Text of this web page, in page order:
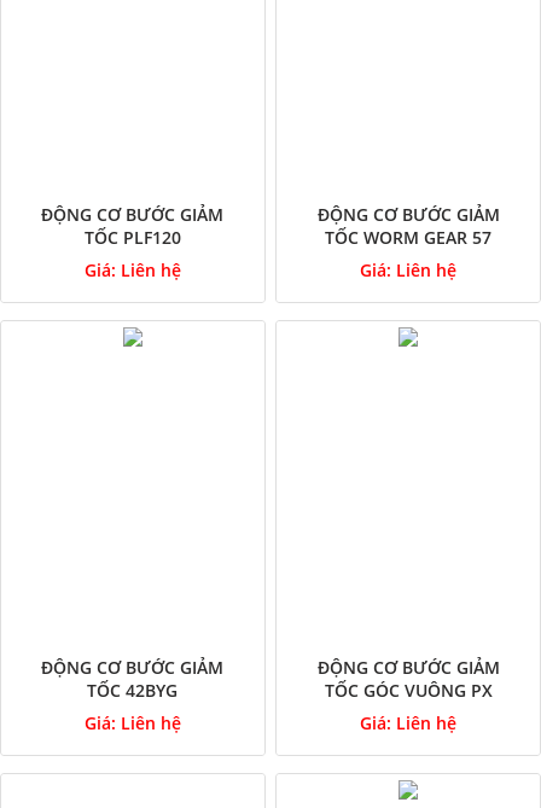
ĐỘNG CƠ BƯỚC GIẢM
TỐC PLF120
Giá: Liên hệ
ĐỘNG CƠ BƯỚC GIẢM
TỐC WORM GEAR 57
Giá: Liên hệ
ĐỘNG CƠ BƯỚC GIẢM
TỐC 42BYG
Giá: Liên hệ
ĐỘNG CƠ BƯỚC GIẢM
TỐC GÓC VUÔNG PX
Giá: Liên hệ